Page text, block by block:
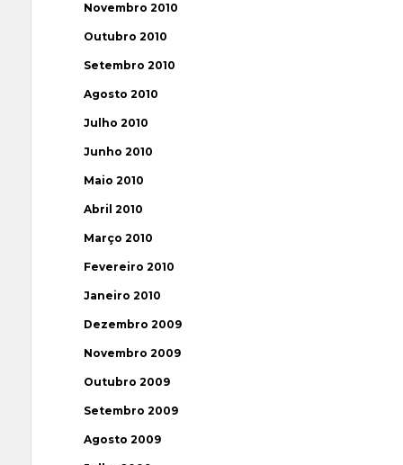
Novembro 2010
Outubro 2010
Setembro 2010
Agosto 2010
Julho 2010
Junho 2010
Maio 2010
Abril 2010
Março 2010
Fevereiro 2010
Janeiro 2010
Dezembro 2009
Novembro 2009
Outubro 2009
Setembro 2009
Agosto 2009